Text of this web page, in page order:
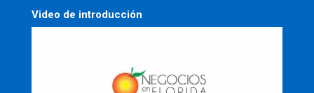
Video de introducción